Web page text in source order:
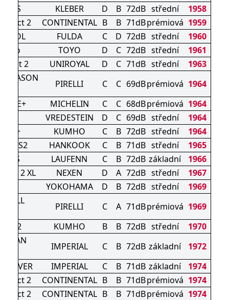
4S
KLEBER D B 72dB střední
1958
2
CONTINENTAL B B 71dBprémiová 1959
FULDA C D 72dB střední
1960
TOYO D C 72dB střední
1961
2
UNIROYAL D C 71dB střední
1963
SEASON
PIRELLI C C 69dBprémiová 1964
MICHELIN C C 68dBprémiová 1964
VREDESTEIN D C 69dB střední
1964
KUMHO C B 72dB střední
1964
4S2
HANKOOK C B 71dB střední
1965
4S
LAUFENN C B 72dB základní
1966
2 XL
NEXEN D A 72dB střední
1967
YOKOHAMA D B 72dB střední
1969
ALL
PIRELLI C A 71dBprémiová 1969
KUMHO B B 72dB střední
1970
VAN
IMPERIAL C B 72dB základní
1972
DRIVER
IMPERIAL C B 71dB základní
1974
2
CONTINENTAL B B 71dBprémiová 1974
2
CONTINENTAL B B 71dBprémiová 1974